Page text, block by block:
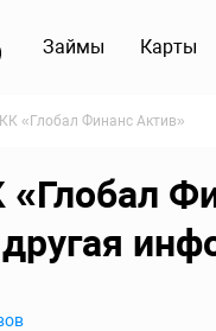
Займы Карты
«Глобал Финанс Актив»